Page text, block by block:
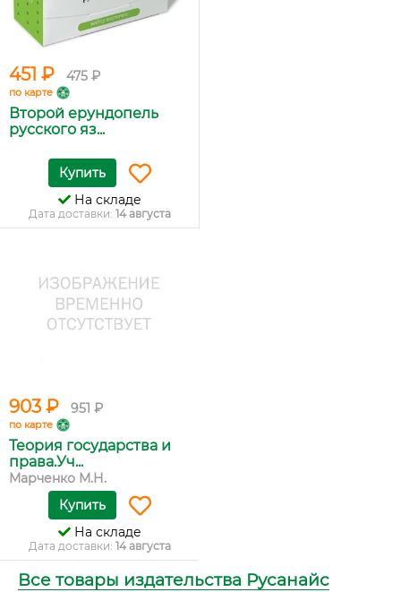
451 ₽ 475 ₽
по карте
Второй ерундопель
русского яз...
Купить
На складе
Дата доставки: 14 августа
903 ₽ 951 ₽
по карте
Теория государства и
права.Уч...
Марченко М.Н.
Купить
На складе
Дата доставки: 14 августа
Все товары издательства Русанайс